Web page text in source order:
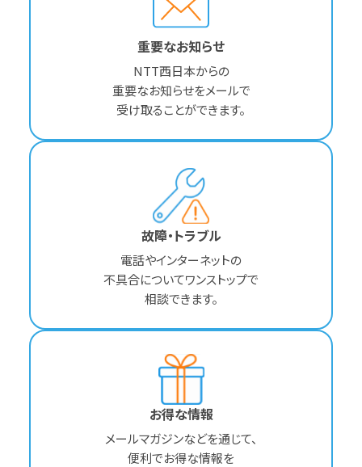
重要なお知らせ
NTT西日本からの
重要なお知らせをメールで
受け取ることができます。
故障・トラブル
電話やインターネットの
不具合についてワンストップで
相談できます。
お得な情報
メールマガジンなどを通じて、
便利でお得な情報を